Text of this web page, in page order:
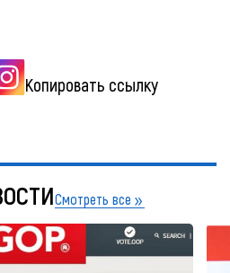
Копировать ссылку
Смотреть все